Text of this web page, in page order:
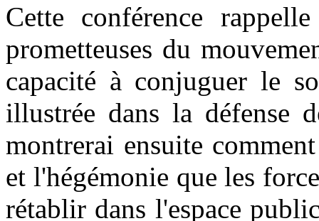
Cette conférence
prometteuses du
capacité à conjuguer le
illustrée dans la défense
montrerai ensuite
et l'hégémonie que les
rétablir dans l'espace